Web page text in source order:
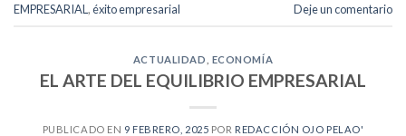
EMPRESARIAL,éxito empresarial Deje un comentario
ACTUALIDAD ECONOMÍA
EL ARTE DEL EQUILIBRIO EMPRESARIAL
PUBLICADO EN 9 FEBRERO, 2025 POR REDACCIÓN OJO PELAO'